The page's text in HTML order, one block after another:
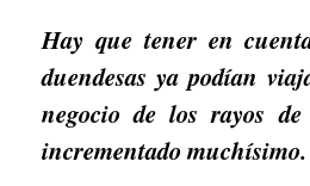
Hay que tener en
duendesas ya podían
negocio de los rayos
incrementado muchísimo.